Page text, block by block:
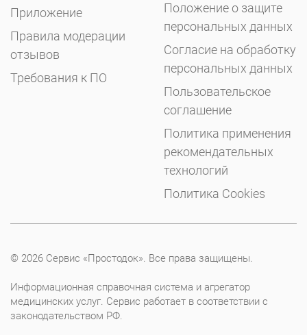
Приложение
Правила модерации
отзывов
Требования к ПО
Положение о защите
персональных данных
Согласие на обработку
персональных данных
Пользовательское
соглашение
Политика применения
рекомендательных
технологий
Политика Cookies
© 2026 Сервис «Простодок». Все права защищены.
Информационная справочная система и агрегатор
медицинских услуг. Сервис работает в соответствии с
законодательством РФ.